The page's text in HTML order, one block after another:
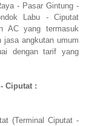
- Pasar Gintung -
Labu - Ciputat
AC yang termasuk
angkutan umum
dengan tarif yang
Ciputat :
(Terminal Ciputat -